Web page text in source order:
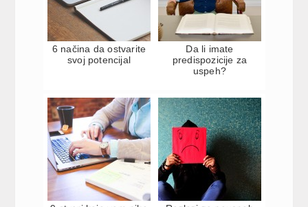
6 načina da ostvarite
svoj potencijal
Da li imate
predispozicije za
uspeh?